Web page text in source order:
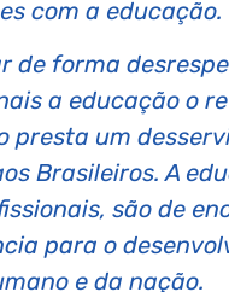
com a educação.
de forma
a educação o
presta um
Brasileiros. A
são de
para o
e da nação.